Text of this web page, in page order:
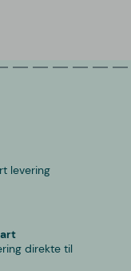
levering
direkte til